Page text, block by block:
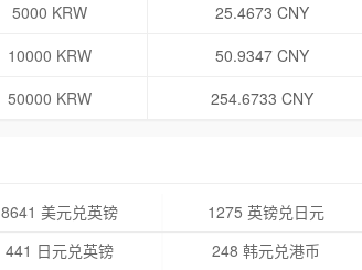
5000 KRW
25.4673 CNY
10000 KRW
50.9347 CNY
50000 KRW 254.6733 CNY
8641 美元兑英镑
1275 英镑兑日元
441 日元兑英镑
248 韩元兑港币